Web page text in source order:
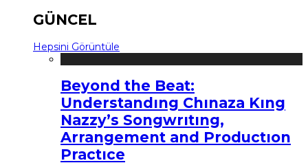
GÜNCEL
Hepsini Görüntüle
Beyond the Beat:
Understandıng Chınaza Kıng
Nazzy’s Songwrıtıng,
Arrangement and Productıon
Practıce